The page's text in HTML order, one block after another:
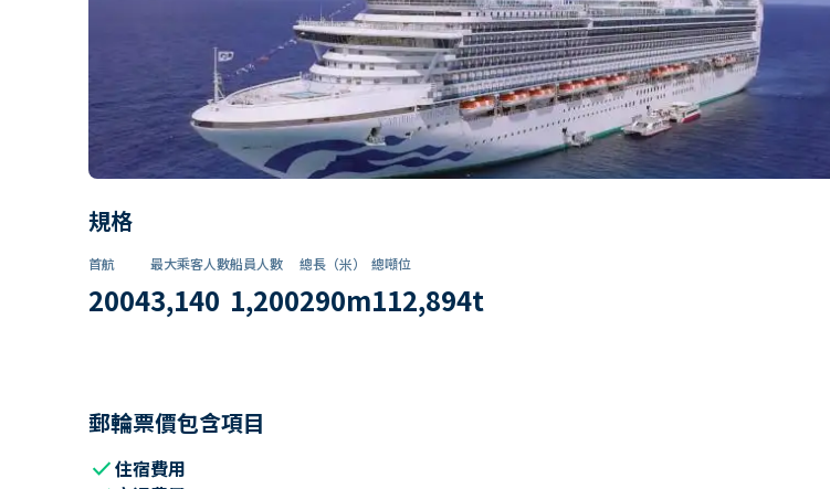
規格
首航
2004
最大乘客人數
3,140
船員人數
1,200
總長（米）
290m
總噸位
112,894t
郵輪票價包含項目
check住宿費用